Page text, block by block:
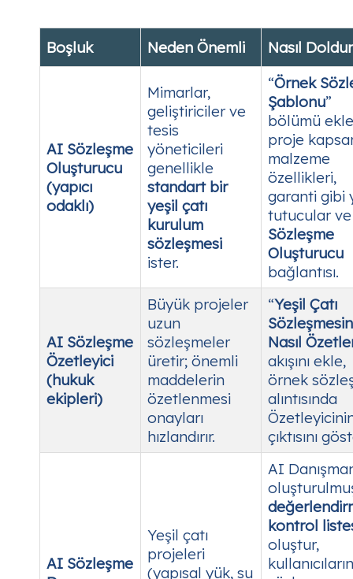
Boşluk Neden Önemli Nasıl
AI Sözleşme
Oluşturucu
(yapıcı
odaklı)
Mimarlar,
geliştiriciler ve
tesis
yöneticileri
genellikle
standart bir
yeşil çatı
kurulum
sözleşmesi
ister.
“Örnek
Şablonu”
bölümü
proje
malzeme
özellikleri,
garanti gibi
tutucular
Sözleşme
Oluşturucu
bağlantısı.
AI Sözleşme
Özetleyici
(hukuk
ekipleri)
Büyük projeler
uzun
sözleşmeler
üretir; önemli
maddelerin
özetlenmesi
onayları
hızlandırır.
“Yeşil Çatı
Nasıl
akışını ekle,
örnek
alıntısında
çıktısını
AI Sözleşme
Yeşil çatı
projeleri
(yapısal yük, su
AI
kontrol
oluştur,